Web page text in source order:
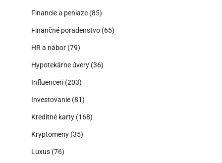
Financie a peniaze (85)
Finančné poradenstvo (65)
HR a nábor (79)
Hypotekárne úvery (36)
Influenceri (203)
Investovanie (81)
Kreditné karty (168)
Kryptomeny (35)
Luxus (76)